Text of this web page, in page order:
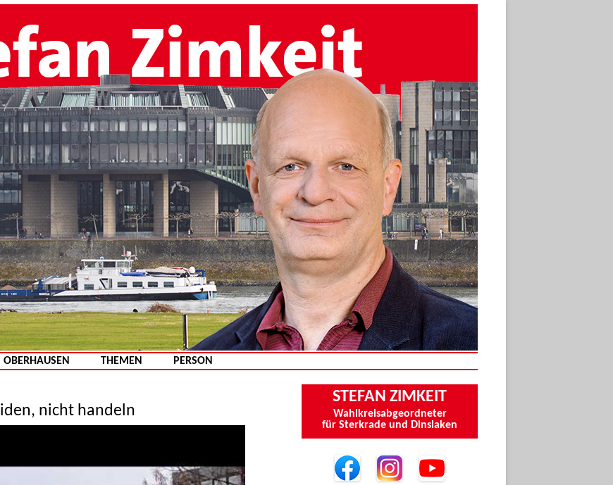
Zum Inhalt springen
OBERHAUSEN THEMEN PERSON
nicht handeln
STEFAN ZIMKEIT
Wahlkreisabgeordneter
für Sterkrade und Dinslaken